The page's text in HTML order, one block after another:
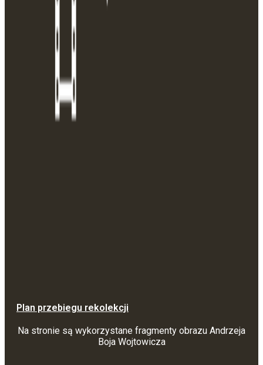
Plan przebiegu rekolekcji
Na stronie są wykorzystane fragmenty obrazu Andrzeja
Boja Wojtowicza